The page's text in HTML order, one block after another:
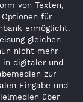
von Texten,
Optionen für
ermöglicht.
gleichen
nicht mehr
in digitaler und
zur
Eingabe und
über